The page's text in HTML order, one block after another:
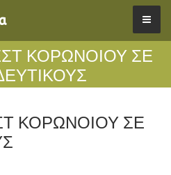
ΚΟΡΩΝΟΙΟΥ ΣΕ
ΚΟΡΩΝΟΙΟΥ ΣΕ